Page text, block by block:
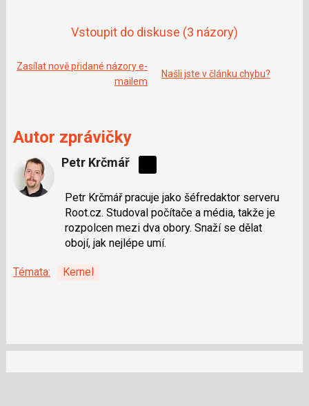
Vstoupit do diskuse (3 názory)
Zasílat nově přidané názory e-
mailem
Našli jste v článku chybu?
Autor zprávičky
Petr Krčmář
síti
X
Petr Krčmář pracuje jako šéfredaktor serveru
Root.cz. Studoval počítače a média, takže je
rozpolcen mezi dva obory. Snaží se dělat
obojí, jak nejlépe umí.
Témata: Kernel